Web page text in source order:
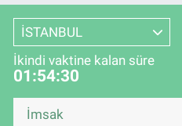
İSTANBUL
İkindi vaktine kalan süre
01:54:29
İmsak